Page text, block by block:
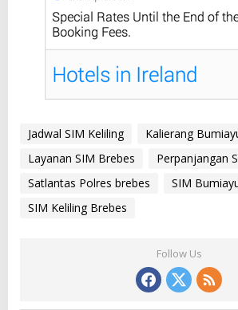
Jadwal SIM Keliling
Kalierang
Layanan SIM Brebes
Perpanjangan
Satlantas Polres brebes
SIM
SIM Keliling Brebes
Follow Us